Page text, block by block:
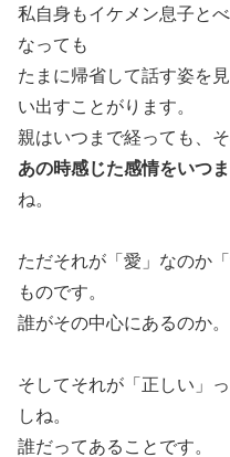
私自身もイケメン息子と
なっても
たまに帰省して話す姿を
い出すことがります。
親はいつまで経っても、
あの時感じた感情をいつ
ね。
ただそれが「愛」なのか
ものです。
誰がその中心にあるのか。
そしてそれが「正しい」
しね。
誰だってあることです。